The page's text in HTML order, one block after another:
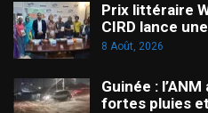
Prix littéraire
CIRD lance
8 Août, 2026
Guinée :
fortes pluies